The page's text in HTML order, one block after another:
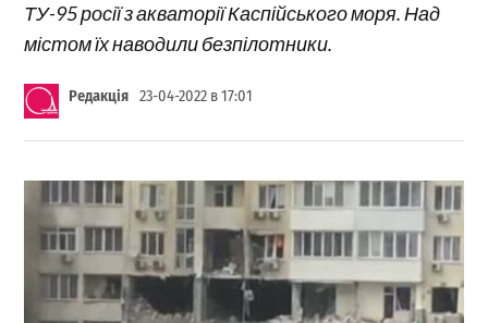
ТУ-95 росії з акваторії Каспійського моря. Над
містом їх наводили безпілотники.
Редакція 23-04-2022 в 17:01